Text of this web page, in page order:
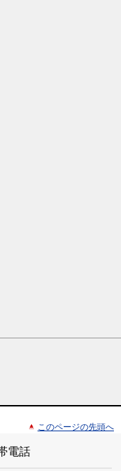
このページの先頭へ
電話